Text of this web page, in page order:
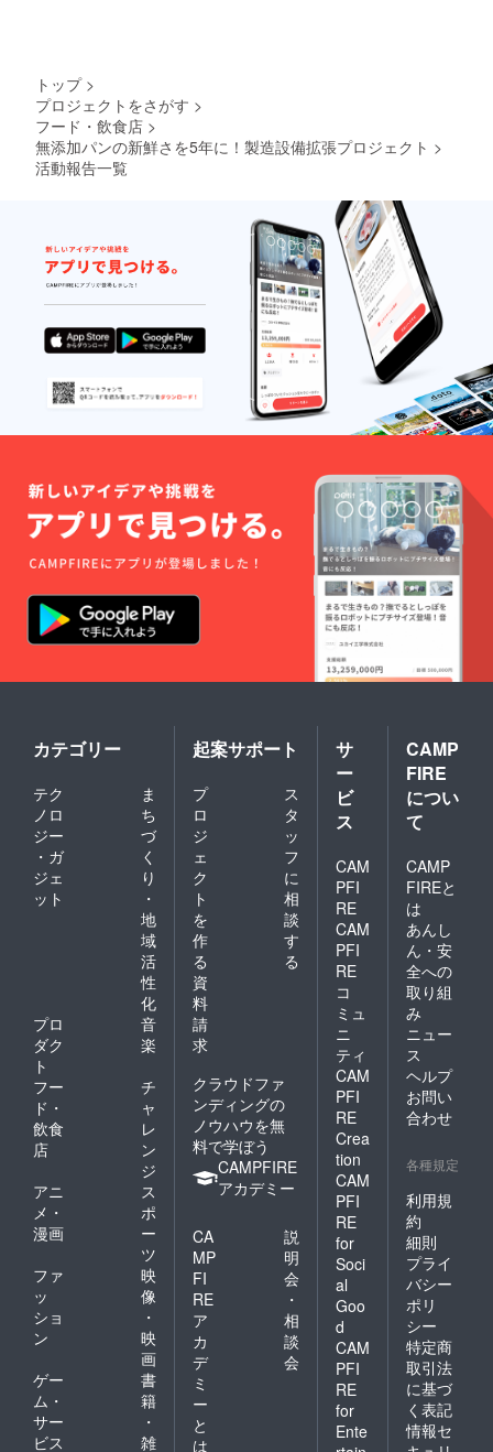
た。
ベーカ
リー・コン
サルタント
１９８
０年４月～
１９９５年
年、論文
リー業界の
動向、傾
向、流行を
ドプラー系
数で表
す。」が評
価され、ハ
ワイアン・
パシフィッ
号（D.B.A.）
を授与され
る。
コンサルタ
ント履歴
韓国：
コンチネン
タル・ベー
カリー
ソンシンダ
ン・ベーカ
リー
クラウン製
菓
ホテル新
羅
新羅銘菓
台湾：
統一企
業
四季
老爺大
酒店
義美
日本：
神戸屋
ドンク
秋田県
パン商業組
温。又
は冷凍
４．賞
味期
限：常
温
（30℃
以下）
４日間
冷凍庫
（未開
封）1か
月間
内産小
麦粉、
国内産
鶏卵、
国内産
バ
ター、
国内産
牛乳、
６．主
地：北
海道
７．添
加物表
示：完
全無添
加 ８．
ギー表
示：小
麦粉、
乳製品
トップ >
プロジェクトをさがす >
フード・飲食店 >
無添加パンの新鮮さを5年に！製造設備拡張プロジェクト >
活動報告一覧
カテゴリー
テク
ノロ
ジー
・ガ
ジェ
ット
ま
ち
づ
く
り
・
地
域
活
性
化
プロ
ダク
ト
音
楽
フー
ド・
飲食
店
チ
ャ
レ
ン
ジ
アニ
メ・
漫画
ス
ポ
ー
ツ
ファ
ッ
ショ
ン
映
像
・
映
画
ゲー
ム・
サー
ビス
書
籍
・
雑
起案サポート
プ
ロ
ジ
ェ
ク
ト
を
作
る
ス
タ
ッ
フ
に
相
談
す
る
資
料
請
求
クラウドファ
ンディングの
ノウハウを無
料で学ぼう
CAMPFIRE
アカデミー
CA
MP
FI
RE
ア
カ
デ
ミ
ー
と
は
説
明
会
・
相
談
会
サ
ー
ビ
ス
CAM
PFI
RE
CAM
PFI
RE
コ
ミュ
ニ
ティ
CAM
PFI
RE
Crea
tion
CAM
PFI
RE
for
Soci
al
Goo
d
CAM
PFI
RE
for
Ente
CAMP
FIRE
につい
て
CAMP
FIREと
は
あんし
ん・安
全への
取り組
み
ニュー
ス
ヘルプ
お問い
合わせ
各種規定
利用規
約
細則
プライ
バシー
ポリ
シー
特定商
取引法
に基づ
く表記
情報セ